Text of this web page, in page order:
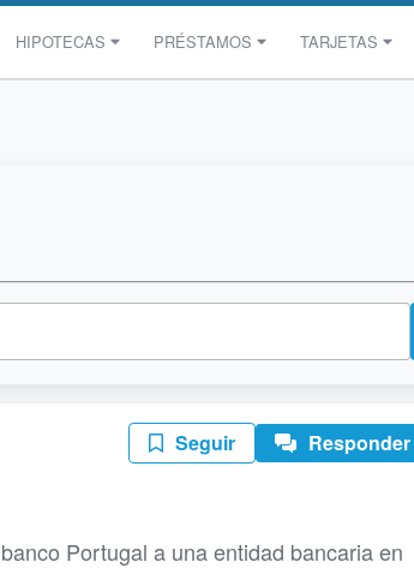
HIPOTECAS PRÉSTAMOS TARJETAS
Seguir Responder
Portugal a una entidad bancaria en